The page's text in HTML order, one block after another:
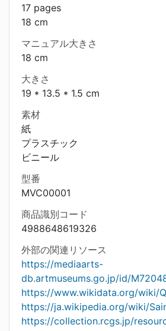
17 pages
18 cm
マニュアル大きさ
18 cm
大きさ
19 * 13.5 * 1.5 cm
素材
紙
プラスチック
ビニール
型番
MVC00001
商品識別コード
4988648619326
外部の関連リソース
https://mediaarts-
db.artmuseums.go.jp/id/
https://www.wikidata.org/wiki/
https://ja.wikipedia.org/wiki/
https://collection.rcgs.jp/